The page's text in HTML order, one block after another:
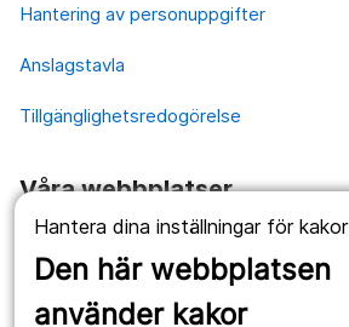
Hantera dina inställningar för kakor
Den här webbplatsen
använder kakor
Hantering av personuppgifter
Anslagstavla
Tillgänglighetsredogörelse
Våra webbplatser
1177.se
Länstrafiken